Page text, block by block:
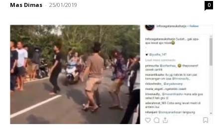
Mas Dimas - 25/01/2019 0